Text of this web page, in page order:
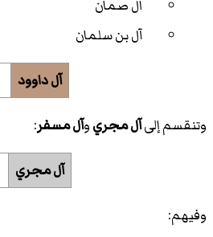
ال صمان
آل بن سلمان
آل داوود
وتنقسم إلىآل مجريوآل مسفر:
آل مجري
وفيهم: